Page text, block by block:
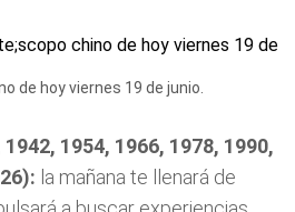
de hoy viernes 19 de junio.
1954, 1966, 1978, 1990,
la mañana te llenará de